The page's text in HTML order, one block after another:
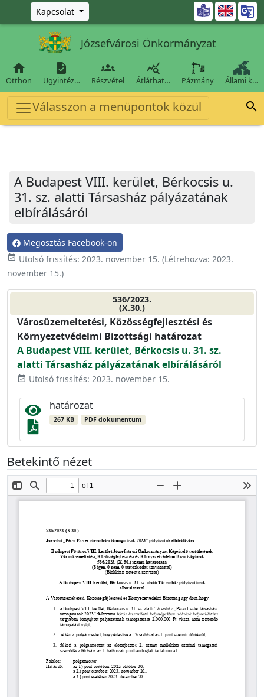
Ugrás a fő tartalomra
Kapcsolat 
Józsefvárosi Önkormányzat

Otthon

Ügyintéz…

Részvétel

Átláthat… Pázmány Állami k…
Válasszon a menüpontok közül 
A Budapest VIII. kerület, Bérkocsis u.
31. sz. alatti Társasház pályázatának
elbírálásáról
Megosztás Facebook-on
event_available Utolsó frissítés: 2023. november 15. (Létrehozva: 2023.
november 15.)
536/2023.
(X.30.)
Városüzemeltetési, Közösségfejlesztési és
Környezetvédelmi Bizottsági határozat
A Budapest VIII. kerület, Bérkocsis u. 31. sz.
alatti Társasház pályázatának elbírálásáról
event_available Utolsó frissítés: 2023. november 15.
határozat
267 KB PDF dokumentum
Betekintő nézet